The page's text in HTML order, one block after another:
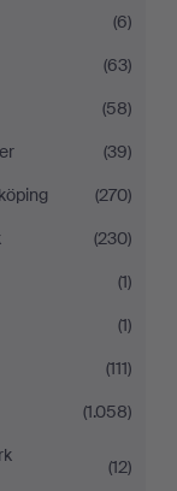
(6)
(63)
(58)
(39)
(270)
(230)
(1)
(1)
(111)
(1.058)
(12)